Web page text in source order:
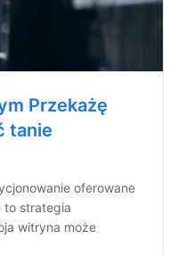
Przekażę
tanie
oferowane
to strategia
witryna może